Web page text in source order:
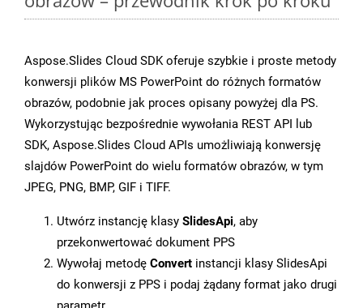
Aspose.Slides Cloud SDK oferuje szybkie i proste metody
konwersji plików MS PowerPoint do różnych formatów
obrazów, podobnie jak proces opisany powyżej dla PS.
Wykorzystując bezpośrednie wywołania REST API lub
SDK, Aspose.Slides Cloud APIs umożliwiają konwersję
slajdów PowerPoint do wielu formatów obrazów, w tym
JPEG, PNG, BMP, GIF i TIFF.
Utwórz instancję klasy SlidesApi, aby
przekonwertować dokument PPS
Wywołaj metodę Convert instancji klasy SlidesApi
do konwersji z PPS i podaj żądany format jako drugi